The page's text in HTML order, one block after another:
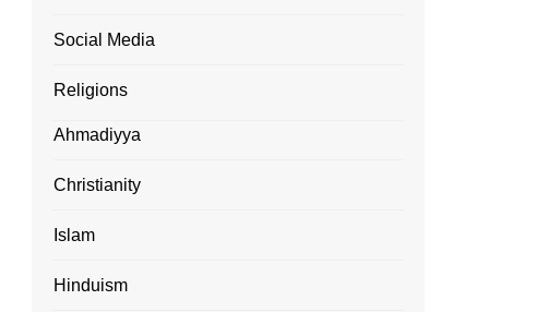
Social Media
Religions
Ahmadiyya
Christianity
Islam
Hinduism